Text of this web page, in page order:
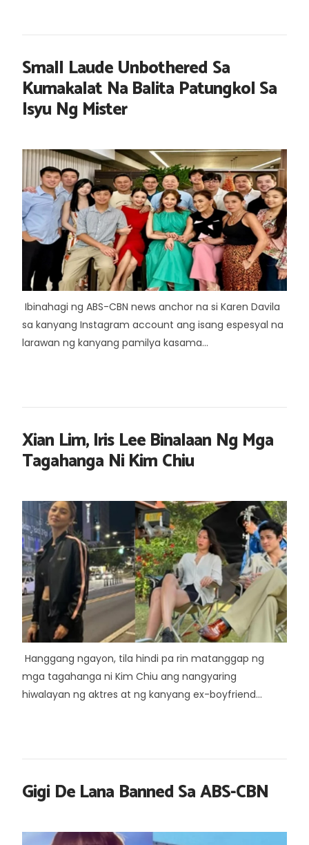
Small Laude Unbothered Sa
Kumakalat Na Balita Patungkol Sa
Isyu Ng Mister
Ibinahagi ng ABS-CBN news anchor na si Karen Davila
sa kanyang Instagram account ang isang espesyal na
larawan ng kanyang pamilya kasama...
Xian Lim, Iris Lee Binalaan Ng Mga
Tagahanga Ni Kim Chiu
Hanggang ngayon, tila hindi pa rin matanggap ng
mga tagahanga ni Kim Chiu ang nangyaring
hiwalayan ng aktres at ng kanyang ex-boyfriend...
Gigi De Lana Banned Sa ABS-CBN